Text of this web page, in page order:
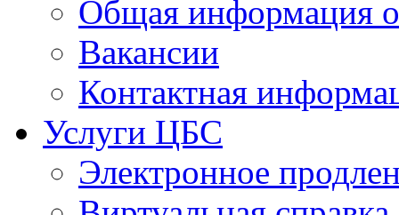
Общая информация
Вакансии
Контактная
Услуги ЦБС
Электронное